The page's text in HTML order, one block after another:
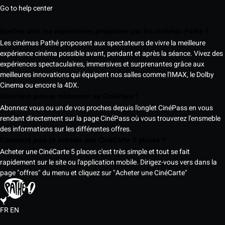
Go to help center
Les cinémas Pathé proposent aux spectateurs de vivre la meilleure
expérience cinéma possible avant, pendant et après la séance. Vivez des
expériences spectaculaires, immersives et surprenantes grâce aux
meilleures innovations qui équipent nos salles comme l'IMAX, le Dolby
Cinema ou encore la 4DX.
Abonnez vous ou un de vos proches depuis l'onglet CinéPass en vous
rendant directement sur la page CinéPass où vous trouverez l'ensmeble
des informations sur les différentes offres.
Acheter une CinéCarte 5 places c'est très simple et tout se fait
rapidement sur le site ou l'application mobile. Dirigez-vous vers dans la
page "offres" du menu et cliquez sur "Acheter une CinéCarte"
FREN